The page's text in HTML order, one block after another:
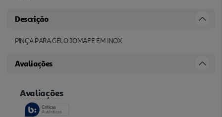
Descrição
PINÇA PARA GELO JOMAFE EM INOX
Avaliações